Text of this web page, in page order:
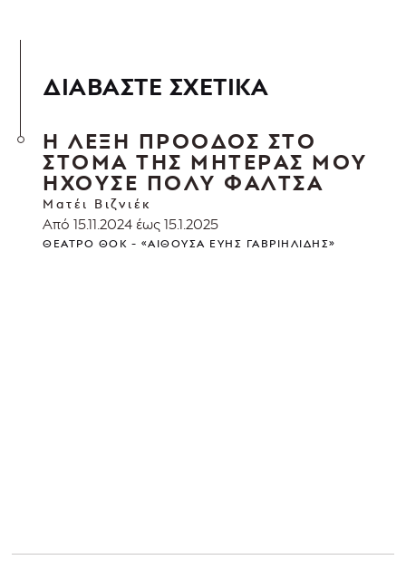
ΔΙΑΒΑΣΤΕ ΣΧΕΤΙΚΑ
Η ΛΕΞΗ ΠΡΟΟΔΟΣ ΣΤΟ
ΣΤΟΜΑ ΤΗΣ ΜΗΤΕΡΑΣ ΜΟΥ
ΗΧΟΥΣΕ ΠΟΛΥ ΦΑΛΤΣΑ
Ματέι Βιζνιέκ
Από 15.11.2024 έως 15.1.2025
ΘΈΑΤΡΟ ΘΟΚ - «ΑΊΘΟΥΣΑ ΕΎΗΣ ΓΑΒΡΙΗΛΊΔΗΣ»